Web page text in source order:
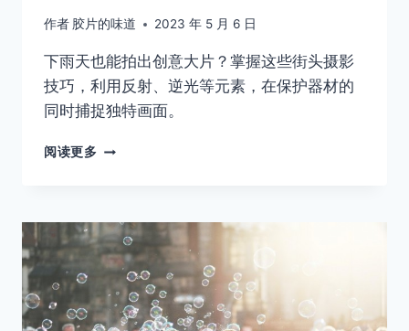
作者 胶片的味道 2023 年 5 月 6 日
下雨天也能拍出创意大片？掌握这些街头摄影
技巧，利用反射、逆光等元素，在保护器材的
同时捕捉独特画面。
阅读更多 雨
摄
影
的
个
技